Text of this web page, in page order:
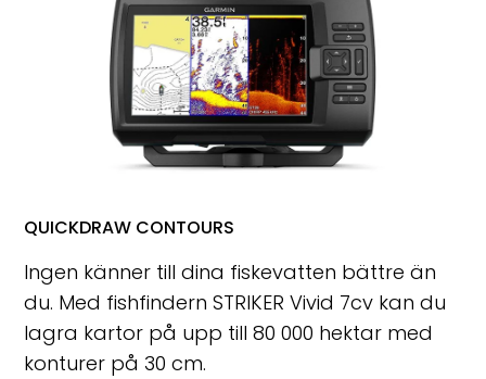
QUICKDRAW CONTOURS
Ingen känner till dina fiskevatten bättre än
du. Med fishfindern STRIKER Vivid 7cv kan du
lagra kartor på upp till 80 000 hektar med
konturer på 30 cm.